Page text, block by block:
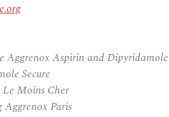
Aggrenox Aspirin and Dipyridamole
Secure
Moins Cher
Aggrenox Paris